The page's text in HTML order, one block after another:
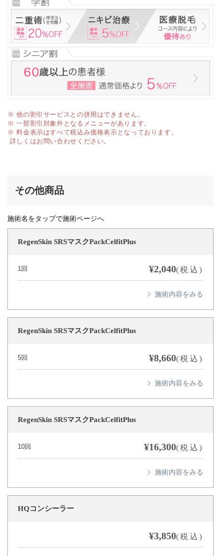
※ 他の割引サービスとの併用はできません。
※ 一部割引対象外となるメニューがあります。
※ 料金表示はすべて税込み価格表示となっております。
詳しくはお問い合わせください。
その他商品
施術名をタップで施術ページへ
RegenSkin SRSマスクPackCelfitPlus
1回 ¥2,040(税込)
RegenSkin SRSマスクPackCelfitPlus
5回 ¥8,660(税込)
RegenSkin SRSマスクPackCelfitPlus
10回 ¥16,300(税込)
HQコンシーラー
¥3,850(税込)